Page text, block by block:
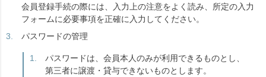
会員登録手続の際には、入力上の注意をよく読み、所定の入力
フォームに必要事項を正確に入力してください。
パスワードの管理
パスワードは、会員本人のみが利用できるものとし、
第三者に譲渡・貸与できないものとします。